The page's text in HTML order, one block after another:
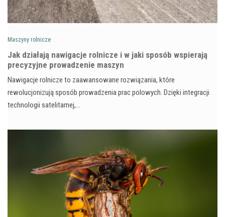
Maszyny rolnicze
Jak działają nawigacje rolnicze i w jaki sposób wspierają
precyzyjne prowadzenie maszyn
Nawigacje rolnicze to zaawansowane rozwiązania, które
rewolucjonizują sposób prowadzenia prac polowych. Dzięki integracji
technologii satelitarnej,…